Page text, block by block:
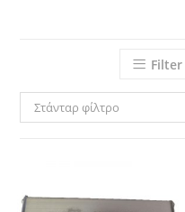
Filter
Στάνταρ φίλτρο